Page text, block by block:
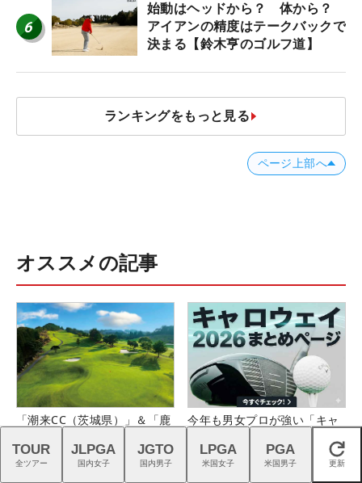
6
始動はヘッドから？ 体から？
アイアンの精度はテークバックで
決まる【鈴木亨のゴルフ道】
ランキングをもっと見る
ページ上部へ
オススメの記事
「潮来CC（茨城県）」＆「鹿
県）」の無料プレー券が当た
る！！
今年も男女プロが強い「キャ
こちら！
閉じる
TOUR
全ツアー
JLPGA
国内女子
JGTO
国内男子
LPGA
米国女子
PGA
米国男子 更新